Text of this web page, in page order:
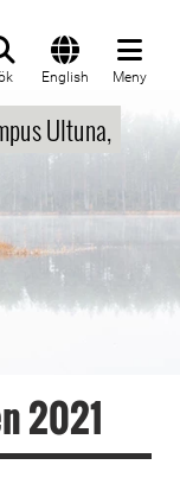
English Meny
Ultuna,
2021